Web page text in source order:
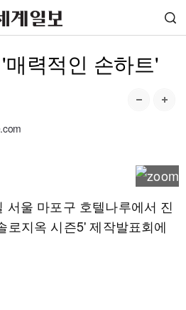
력적인 손하트'
서울 마포구 호텔나루에서 진
로지옥 시즌5' 제작발표회에